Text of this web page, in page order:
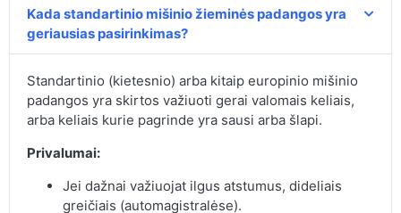
Kada standartinio mišinio žieminės padangos yra
geriausias pasirinkimas?
Standartinio (kietesnio) arba kitaip europinio mišinio
padangos yra skirtos važiuoti gerai valomais keliais,
arba keliais kurie pagrinde yra sausi arba šlapi.
Privalumai:
Jei dažnai važiuojat ilgus atstumus, dideliais
greičiais (automagistralėse).